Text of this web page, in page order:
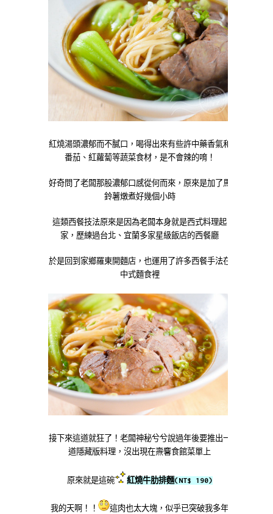
紅燒湯頭濃郁而不膩口，喝得出來有些許中藥香氣和
番茄、紅蘿蔔等蔬菜食材，是不會辣的唷！
好奇問了老闆那股濃郁口感從何而來，原來是加了馬
鈴薯燉煮好幾個小時
這類西餐技法原來是因為老闆本身就是西式料理起
家，歷練過台北、宜蘭多家星級飯店的西餐廳
於是回到家鄉羅東開麵店，也運用了許多西餐手法在
中式麵食裡
接下來這道就狂了！老闆神秘兮兮說過年後要推出一
道隱藏版料理，沒出現在燾麘食館菜單上
原來就是這碗 紅燒牛肋排麵(NT$ 190)
我的天啊！！
這肉也太大塊，似乎已突破我多年